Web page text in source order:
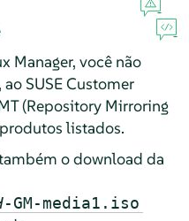
Manager, você não
SUSE Customer
(Repository Mirroring
listados.
o download da
-GM-media1.iso